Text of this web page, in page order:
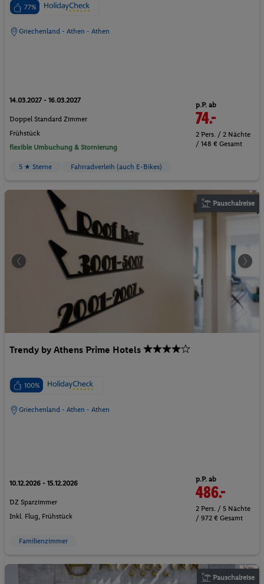
77%
Griechenland - Athen - Athen
14.03.2027 - 16.03.2027
Doppel Standard Zimmer
Frühstück
flexible Umbuchung & Stornierung
p.P. ab
74.-
2 Pers. / 2 Nächte
/ 148 € Gesamt
5 ★ Sterne Fahrradverleih (auch E-Bikes)
Pauschalreise
Trendy by Athens Prime Hotels
100%
Griechenland - Athen - Athen
10.12.2026 - 15.12.2026
DZ Sparzimmer
Inkl. Flug, Frühstück
p.P. ab
486.-
2 Pers. / 5 Nächte
/ 972 € Gesamt
Familienzimmer
Pauschalreise